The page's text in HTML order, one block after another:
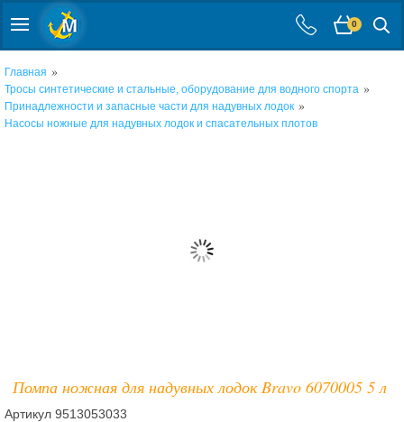
0
Главная »
Тросы синтетические и стальные, оборудование для водного спорта »
Принадлежности и запасные части для надувных лодок »
Насосы ножные для надувных лодок и спасательных плотов
Помпа ножная для надувных лодок Bravo 6070005 5 л
Артикул 9513053033